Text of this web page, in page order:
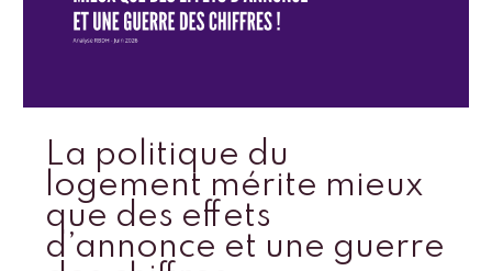
La politique du
logement mérite mieux
que des effets
d’annonce et une guerre